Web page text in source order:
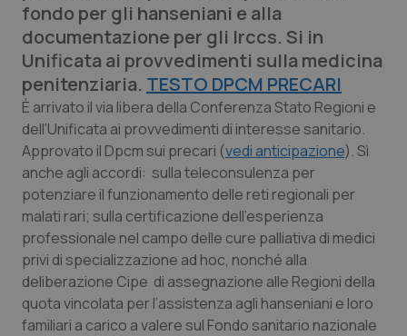
Professionisti Sanitari.AI
Abruzzo
Basilicata
Calabria
Campania
Emilia-Romagna
Friuli Venezia Giulia
QS Pro Gold
Artrite & artrosi
Asma & BPCO
Car-T
Colesterolo & coronaropatie
Dermatite Atopica
QS Club Newsletter
fondo per gli hanseniani e alla
documentazione per gli Irccs. Si in
Unificata ai provvedimenti sulla medicina
penitenziaria. TESTO DPCM PRECARI
È arrivato il via libera della Conferenza Stato Regioni e
dell’Unificata ai provvedimenti di interesse sanitario.
Approvato il Dpcm sui precari (vedi anticipazione). Sì
anche agli accordi: sulla teleconsulenza per
potenziare il funzionamento delle reti regionali per
malati rari; sulla certificazione dell'esperienza
professionale nel campo delle cure palliativa di medici
privi di specializzazione ad hoc, nonché alla
deliberazione Cipe di assegnazione alle Regioni della
quota vincolata per l’assistenza agli hanseniani e loro
familiari a carico a valere sul Fondo sanitario nazionale